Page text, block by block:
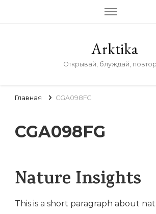
Arktika
Открывай, блуждай,
Главная CGA098FG
CGA098FG
Nature Insights
This is a short paragraph about